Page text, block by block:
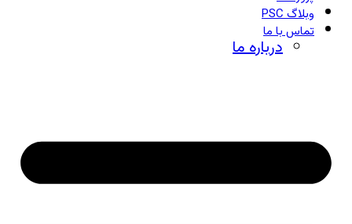
وبلاگ PSC
تماس با ما
درباره ما